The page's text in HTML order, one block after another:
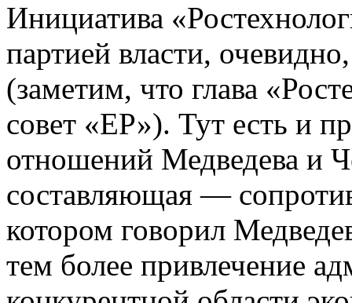
Инициатива
партией власти,
(заметим, что глава
совет «ЕР»). Тут есть и
отношений Медведева и
составляющая —
котором говорил
тем более привлечение